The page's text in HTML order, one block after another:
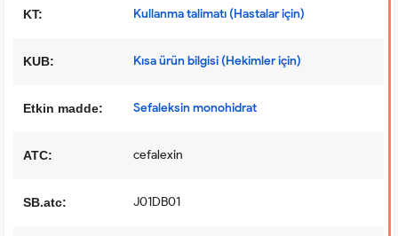
KT: Kullanma talimatı (Hastalar için)
KUB: Kısa ürün bilgisi (Hekimler için)
Etkin madde: Sefaleksin monohidrat
ATC: cefalexin
SB.atc: J01DB01